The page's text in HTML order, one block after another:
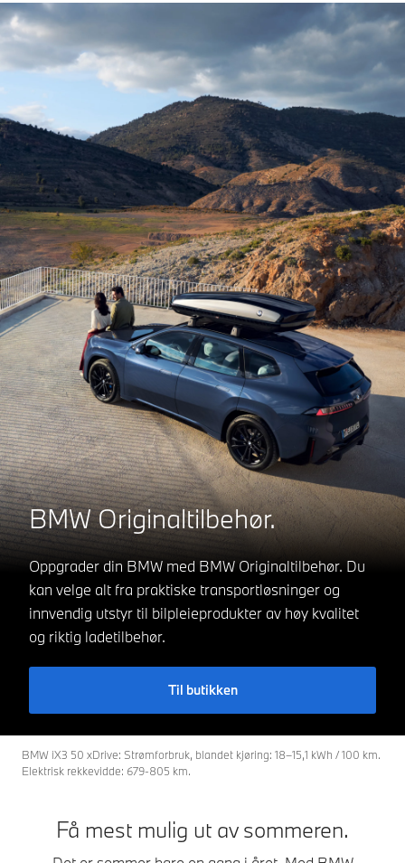
BMW Originaltilbehør.
Oppgrader din BMW med BMW Originaltilbehør. Du
kan velge alt fra praktiske transportløsninger og
innvendig utstyr til bilpleieprodukter av høy kvalitet
og riktig ladetilbehør.
Til butikken
BMW iX3 50 xDrive: Strømforbruk, blandet kjøring: 18–15,1 kWh / 100 km.
Elektrisk rekkevidde: 679-805 km.
Få mest mulig ut av sommeren.